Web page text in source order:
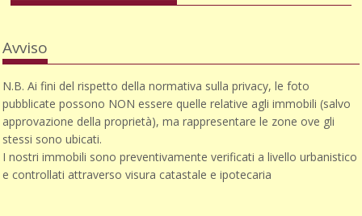
Avviso
N.B. Ai fini del rispetto della normativa sulla privacy, le foto
pubblicate possono NON essere quelle relative agli immobili (salvo
approvazione della proprietà), ma rappresentare le zone ove gli
stessi sono ubicati.
I nostri immobili sono preventivamente verificati a livello urbanistico
e controllati attraverso visura catastale e ipotecaria